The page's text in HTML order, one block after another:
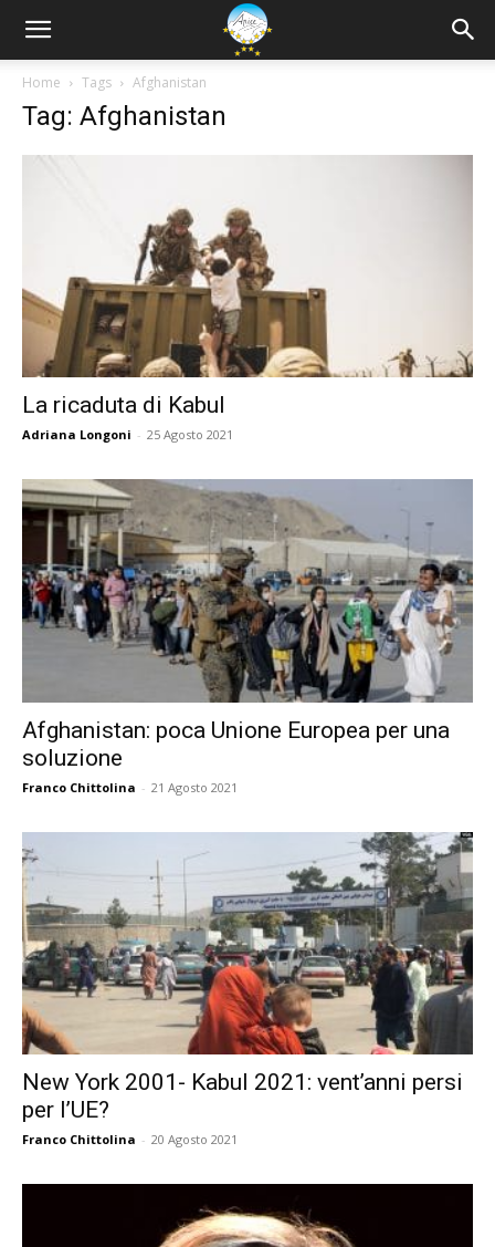
Home Tags Afghanistan
Tag: Afghanistan
La ricaduta di Kabul
Adriana Longoni - 25 Agosto 2021
Afghanistan: poca Unione Europea per una
soluzione
Franco Chittolina - 21 Agosto 2021
New York 2001- Kabul 2021: vent’anni persi
per l’UE?
Franco Chittolina - 20 Agosto 2021